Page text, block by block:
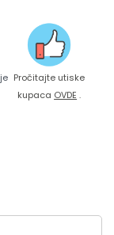
Pročitajte utiske
kupaca OVDE .